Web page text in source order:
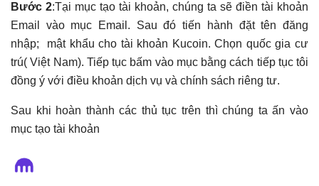
Bước 2:Tại mục tạo tài khoản, chúng ta sẽ điền tài khoản
Email vào mục Email. Sau đó tiến hành đặt tên đăng
nhập; mật khẩu cho tài khoản Kucoin. Chọn quốc gia cư
trú( Việt Nam). Tiếp tục bấm vào mục bằng cách tiếp tục tôi
đồng ý với điều khoản dịch vụ và chính sách riêng tư.
Sau khi hoàn thành các thủ tục trên thì chúng ta ấn vào
mục tạo tài khoản